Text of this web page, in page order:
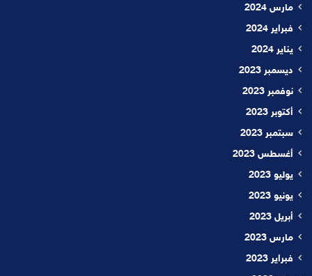
مارس 2024
فبراير 2024
يناير 2024
ديسمبر 2023
نوفمبر 2023
أكتوبر 2023
سبتمبر 2023
أغسطس 2023
يوليو 2023
يونيو 2023
أبريل 2023
مارس 2023
فبراير 2023